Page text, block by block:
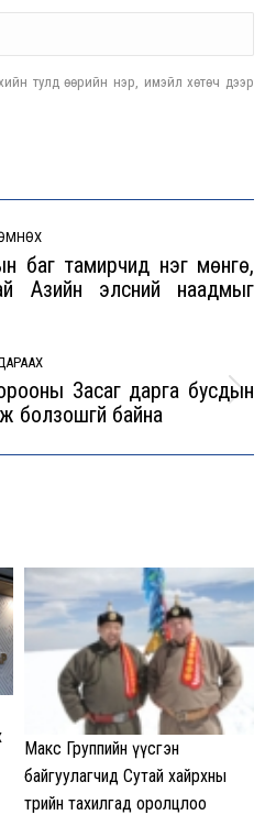
тулд өөрийн нэр, имэйл хөтөч дээр
Previous
баг тамирчид нэг мөнгө,
Азийн элсний наадмыг
Next
Засаг дарга бусдын
болзошгүй байна
Макс Группийн үүсгэн
байгуулагчид Сутай хайрхны
төрийн тахилгад оролцлоо